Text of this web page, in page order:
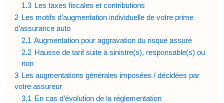
1.3 Les taxes fiscales et contributions
2 Les motifs d’augmentation individuelle de votre prime
d’assurance auto
2.1 Augmentation pour aggravation du risque assuré
2.2 Hausse de tarif suite à sinistre(s), responsable(s) ou
non
3 Les augmentations générales imposées / décidées par
votre assureur
3.1 En cas d’évolution de la réglementation